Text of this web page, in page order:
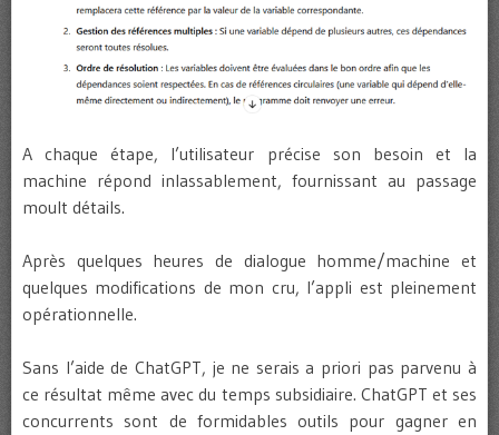
A chaque étape, l’utilisateur précise son besoin et la
machine répond inlassablement, fournissant au passage
moult détails.
Après quelques heures de dialogue homme/machine et
quelques modifications de mon cru, l’appli est pleinement
opérationnelle.
Sans l’aide de ChatGPT, je ne serais a priori pas parvenu à
ce résultat même avec du temps subsidiaire. ChatGPT et ses
concurrents sont de formidables outils pour gagner en